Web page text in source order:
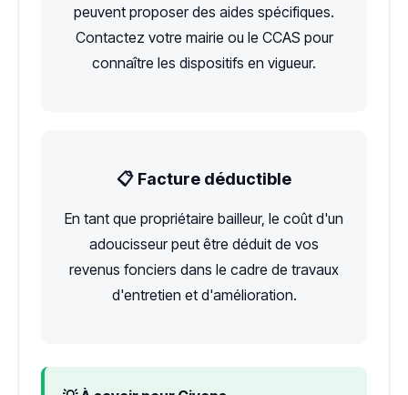
peuvent proposer des aides spécifiques.
Contactez votre mairie ou le CCAS pour
connaître les dispositifs en vigueur.
📋 Facture déductible
En tant que propriétaire bailleur, le coût d'un
adoucisseur peut être déduit de vos
revenus fonciers dans le cadre de travaux
d'entretien et d'amélioration.